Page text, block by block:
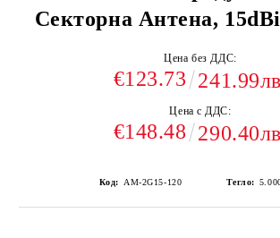
Секторна Антена,
Цена без ДДС:
€123.73
Цена с ДДС:
€148.48
Код: AM-2G15-120 Тегло: